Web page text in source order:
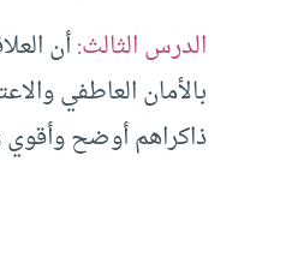
الدرس الثالث:أن
بالأمان العاطفي
ذاكراهم أوضح